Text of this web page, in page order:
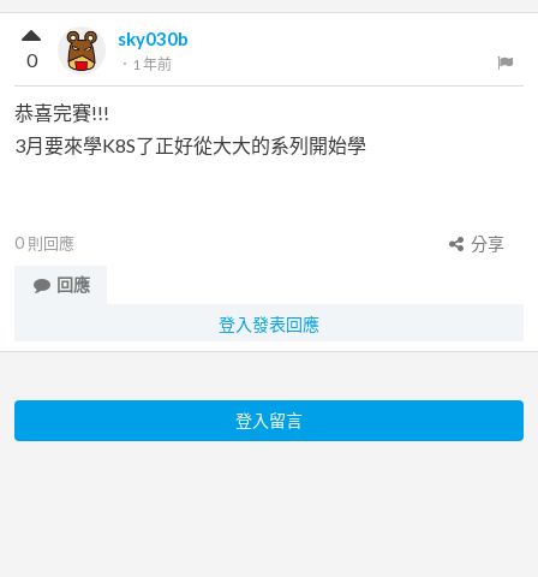
sky030b
． 1 年前
0
恭喜完賽!!!
3月要來學K8S了正好從大大的系列開始學
0 則回應
分享
回應
登入發表回應
登入留言